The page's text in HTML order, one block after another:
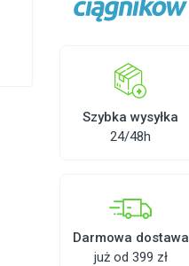
Szybka wysyłka
24/48h
Darmowa dostawa
już od 399 zł